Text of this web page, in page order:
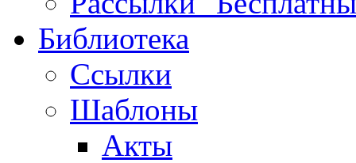
Библиотека
Ссылки
Шаблоны
Акты